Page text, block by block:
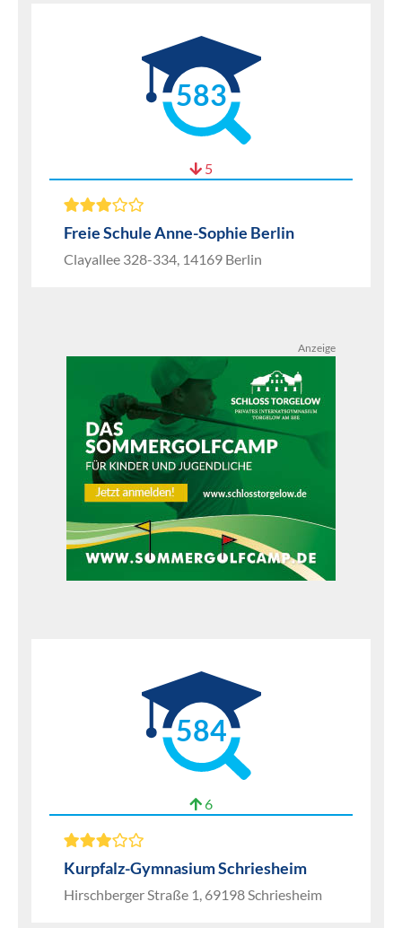
583
5
Freie Schule Anne-Sophie Berlin
Clayallee 328-334, 14169 Berlin
Anzeige
584
6
Kurpfalz-Gymnasium Schriesheim
Hirschberger Straße 1, 69198 Schriesheim